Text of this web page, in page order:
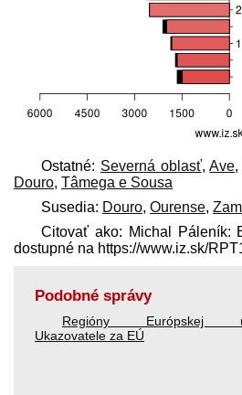
Ostatné: Severná oblasť,Ave
Douro, Tâmega e Sousa
Susedia: Douro, Ourense,
Citovať ako: Michal Páleník:
dostupné na https://www.iz.sk/​
Podobné správy
Regióny Európskej
Ukazovatele za EÚ